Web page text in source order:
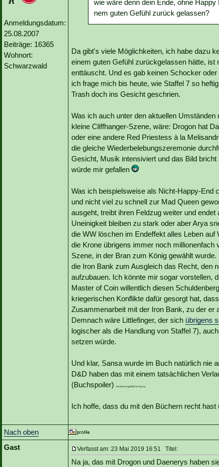
Anmeldungsdatum:
25.08.2007
Beiträge: 16365
Wohnort:
Schwarzwald
wie wäre denn dein Ende, ohne
nem guten Gefühl zurück gelassen?
Da gibt's viele Möglichkeiten, ich habe dazu
einem guten Gefühl zurückgelassen hätte, ist
enttäuscht. Und es gab keinen Schocker
ich frage mich bis heute, wie Staffel 7 so
Trash doch ins Gesicht geschrien.
Was ich auch unter den aktuellen
kleine Cliffhanger-Szene, wäre: Drogon hat
oder eine andere Red Priestess à la
die gleiche Wiederbelebungszeremonie
Gesicht, Musik intensiviert und das Bild
würde mir gefallen
Was ich beispielsweise als Nicht-Happy-End
und nicht viel zu schnell zur Mad Queen
ausgeht, treibt ihren Feldzug weiter und
Uneinigkeit bleiben zu stark oder aber Arya
die WW löschen im Endeffekt alles Leben
die Krone übrigens immer noch
Szene, in der Bran zum König gewählt
die Iron Bank zum Ausgleich das Recht, den
aufzubauen. Ich könnte mir sogar vorstellen,
Master of Coin willentlich diesen
kriegerischen Konflikte dafür gesorgt hat,
Zusammenarbeit mit der Iron Bank, zu der er
Demnach wäre Littlefinger, der sich übrigens
logischer als die Handlung von Staffel 7),
setzen würde.
Und klar, Sansa wurde im Buch natürlich nie
D&D haben das mit einem tatsächlichen
(Buchspoiler)
um eine angebliche Arya.
Ich hoffe, dass du mit den Büchern recht hast
Nach oben
Gast
Verfasst am: 23 Mai 2019 16:51 Titel:
Na ja, das mit Drogon und Daenerys haben